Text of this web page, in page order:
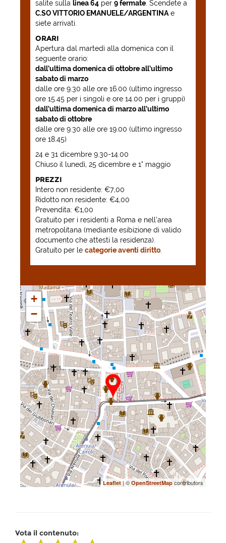
salite sulla linea 64 per 9 fermate. Scendete a
C.SO VITTORIO EMANUELE/ARGENTINAe
siete arrivati.
ORARI
Apertura dal martedì alla domenica con il
seguente orario:
dall’ultima domenica di ottobre all’ultimo
sabato di marzo
dalle ore 9.30 alle ore 16.00 (ultimo ingresso
ore 15.45 per i singoli e ore 14.00 per i gruppi)
dall’ultima domenica di marzo all’ultimo
sabato di ottobre
dalle ore 9.30 alle ore 19.00 (ultimo ingresso
ore 18.45)
24 e 31 dicembre 9.30-14.00
Chiuso il lunedì, 25 dicembre e 1° maggio
PREZZI
Intero non residente: €7,00
Ridotto non residente: €4,00
Prevendita: €1,00
Gratuito per i residenti a Roma e nell’area
metropolitana (mediante esibizione di valido
documento che attesti la residenza).
Gratuito per le categorie aventi diritto.
+
−
Leaflet| © OpenStreetMap contributors
Vota il contenuto: